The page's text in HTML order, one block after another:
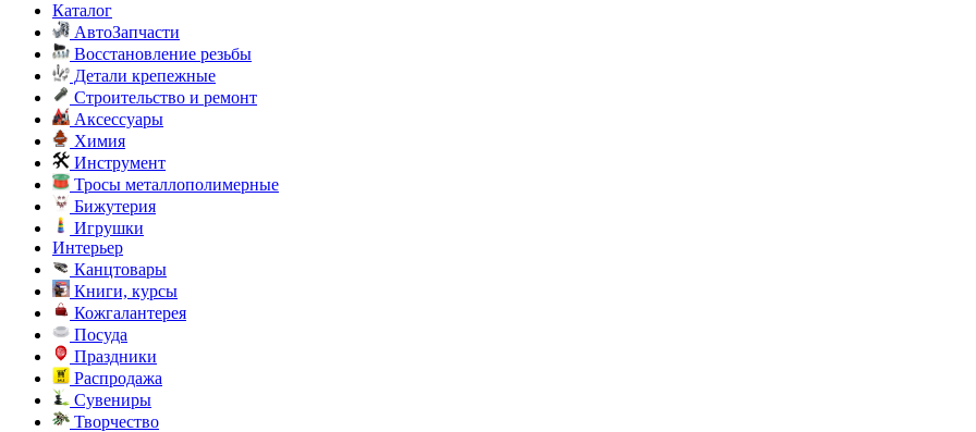
Каталог
АвтоЗапчасти
Восстановление резьбы
Детали крепежные
Строительство и ремонт
Аксессуары
Химия
Инструмент
Тросы металлополимерные
Бижутерия
Игрушки
Интерьер
Канцтовары
Книги, курсы
Кожгалантерея
Посуда
Праздники
Распродажа
Сувениры
Творчество